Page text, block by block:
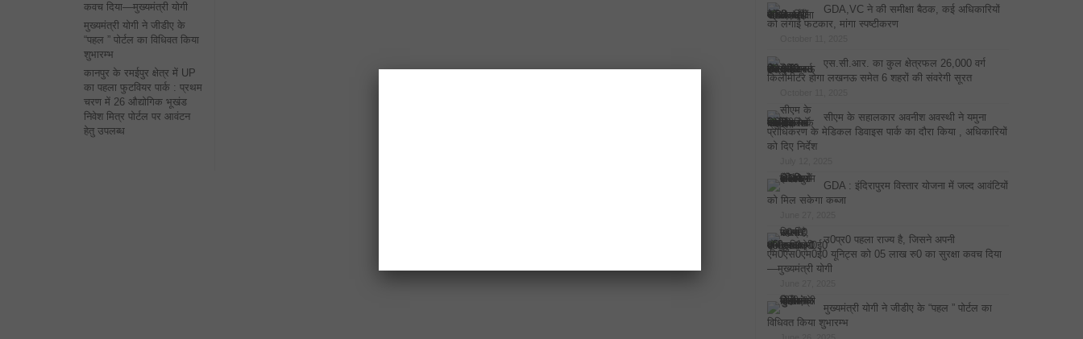
कवच दिया—मुख्यमंत्री योगी
मुख्यमंत्री योगी ने जीडीए के
“पहल ” पोर्टल का विधिवत किया
शुभारम्भ
कानपुर के रमईपुर क्षेत्र में UP
का पहला फुटवियर पार्क : प्रथम
चरण में 26 औद्योगिक भूखंड
निवेश मित्र पोर्टल पर आवंटन
हेतु उपलब्ध
GDA,VC ने की समीक्षा बैठक, कई अधिकारियों
को लगाई फटकार, मांगा स्पष्टीकरण
एस.सी.आर. का कुल क्षेत्रफल 26,000 वर्ग
किलोमीटर होगा लखनऊ समेत 6 शहरों की संवरेगी सूरत
सीएम के सहालकार अवनीश अवस्थी ने यमुना
प्राधिकरण के मेडिकल डिवाइस पार्क का दौरा किया , अधिकारियों
को दिए निर्देश
GDA : इंदिरापुरम विस्तार योजना में जल्द आवंटियों
को मिल सकेगा कब्जा
उ0प्र0 पहला राज्य है, जिसने अपनी
एम0एस0एम0ई0 यूनिट्स को 05 लाख रु0 का सुरक्षा कवच दिया
—मुख्यमंत्री योगी
मुख्यमंत्री योगी ने जीडीए के “पहल ” पोर्टल का
विधिवत किया शुभारम्भ